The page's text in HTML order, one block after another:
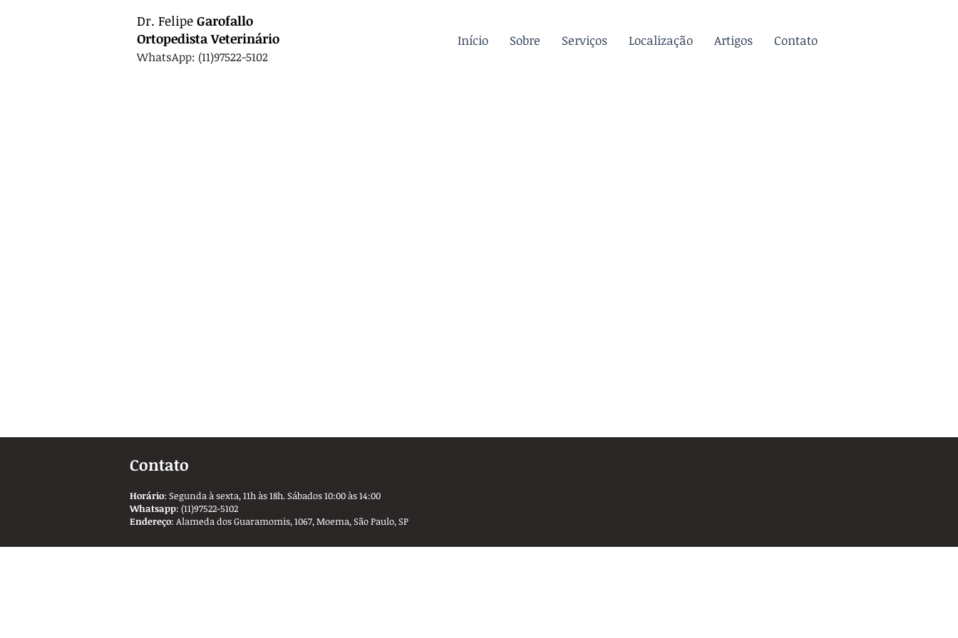
Dr. Felipe Garofallo
Ortopedista Veterinário
WhatsApp: (11)97522-5102
Início Sobre Serviços Localização Artigos Contato
Contato
Horário: Segunda à sexta, 11h às 18h. Sábados 10:00 às 14:00
Whatsapp: (11)97522-5102
Endereço: Alameda dos Guaramomis, 1067, Moema, São Paulo, SP